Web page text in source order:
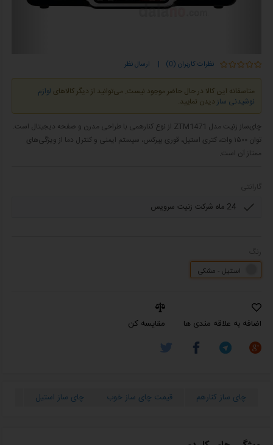
نظرات کاربران (0) | ارسال نظر
متاسفانه این کالا در حال حاضر موجود نیست. می‌توانید از دیگر کالاهای لوازم
نوشیدنی ساز دیدن نمایید.
چای‌ساز زنیت مدل ZTM1471 از نوع کنارهمی با طراحی مدرن و صفحه دیجیتال است.
توان ۱۵۰۰ وات، کتری استیل، قوری پیرکس، سیستم ایمنی و کنترل دما از ویژگی‌های
ممتاز آن است.
استیل - مشکی
اضافه به علاقه مندی ها مقایسه کن
چای ساز کنارهم قیمت چای ساز خوب چای ساز استیل